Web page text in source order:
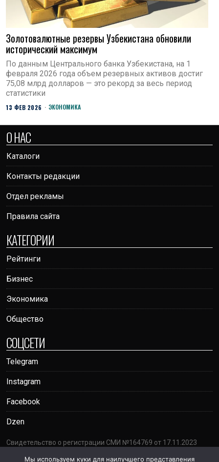
Золотовалютные резервы Узбекистана обновили
исторический максимум
По данным Центрального банка Узбекистана, на 1
февраля 2026 года объем резервных активов достиг
75,08 млрд долларов — это рекорд за весь период
статистики
13 ФЕВ 2026 ЭКОНОМИКА
О НАС
Каталоги
Контакты редакции
Отдел рекламы
Правила сайта
КАТЕГОРИИ
Рейтинги
Бизнес
Экономика
Общество
СОЦСЕТИ
Telegram
Instagram
Facebook
Dzen
Свидетельство о регистрации СМИ №164769 от 17.11.2023
Мы используем куки для наилучшего представления